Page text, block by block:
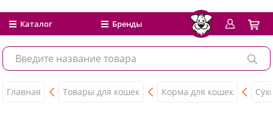
Каталог Бренды
Главная Товары для кошек Корма для кошек